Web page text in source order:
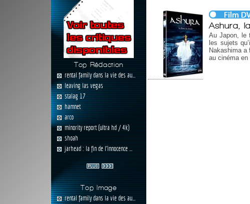
Top Rédaction
rental family dans la vie des au...
leaving las vegas
stalag 17
hamnet
arco
minority report (ultra hd / 4k)
shoah
jarhead : la fin de l'innocence ...
Top Image
rental family dans la vie des au...
Ashura,
Au Japon, le
les sujets
Nakashima
au cinéma en